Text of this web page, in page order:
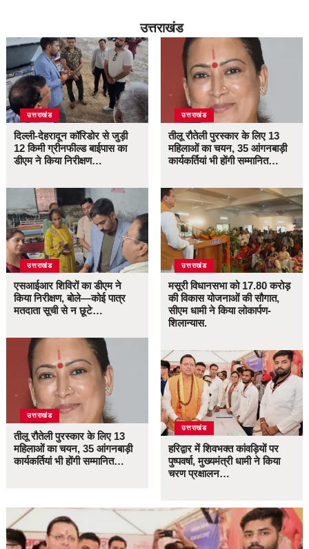
उत्तराखंड
उत्तराखंड
दिल्ली-देहरादून कॉरिडोर से जुड़ी
12 किमी ग्रीनफील्ड बाईपास का
डीएम ने किया निरीक्षण…
उत्तराखंड
एसआईआर शिविरों का डीएम ने
किया निरीक्षण, बोले—कोई पात्र
मतदाता सूची से न छूटे…
उत्तराखंड
तीलू रौतेली पुरस्कार के लिए 13
महिलाओं का चयन, 35 आंगनबाड़ी
कार्यकर्तियां भी होंगी सम्मानित…
उत्तराखंड
तीलू रौतेली पुरस्कार के लिए 13
महिलाओं का चयन, 35 आंगनबाड़ी
कार्यकर्तियां भी होंगी सम्मानित…
उत्तराखंड
मसूरी विधानसभा को 17.80 करोड़
की विकास योजनाओं की सौगात,
सीएम धामी ने किया लोकार्पण-
शिलान्यास.
उत्तराखंड
हरिद्वार में शिवभक्त कांवड़ियों पर
पुष्पवर्षा, मुख्यमंत्री धामी ने किया
चरण प्रक्षालन…